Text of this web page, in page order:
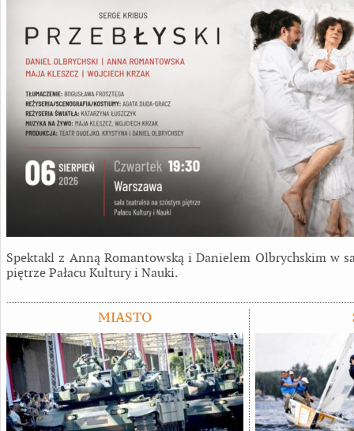
Spektakl z Anną Romantowską i Danielem Olbrychskim w
piętrze Pałacu Kultury i Nauki.
MIASTO